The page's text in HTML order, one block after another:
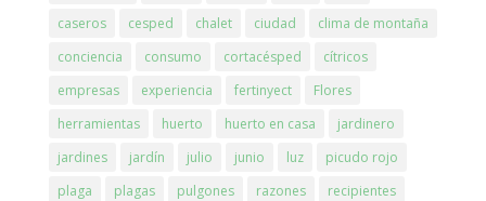
caseros
cesped chalet ciudad
clima de montaña
conciencia
consumo cortacésped
cítricos
empresas
experiencia fertinyect
Flores
herramientas
huerto huerto en casa
jardinero
jardines
jardín julio junio luz
picudo rojo
plaga
plagas pulgones razones
recipientes